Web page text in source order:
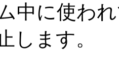
中に使わ
します。